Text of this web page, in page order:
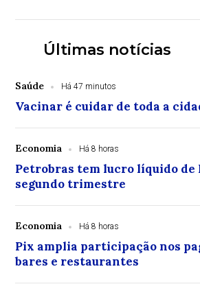
Últimas notícias
Saúde Há 47 minutos
Vacinar é cuidar de toda a
Economia Há 8 horas
Petrobras tem lucro líquido de
segundo trimestre
Economia Há 8 horas
Pix amplia participação nos
bares e restaurantes